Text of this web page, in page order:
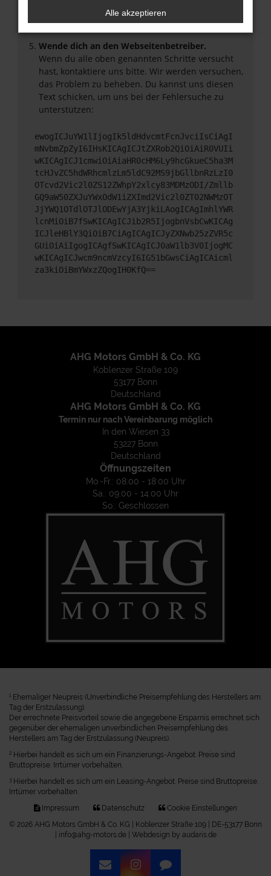
dass bestimmte Funktionen nicht mehr
Wende dich an den Webseitenbetreiber.
Wenn du alle oben genannten Schritte versucht
hast, kontaktiere uns bitte. Wir werden versuchen,
das Problem zu beheben. Du kannst uns diesen
Text schicken, um uns bei der Fehlersuche zu
unterstützen:
ewogICJuYW1lIjogIk5ldHdvcmtFcnJvciIsCiAgI
mNvbmZpZyI6IHsKICAgICJtZXRob2QiOiAiR0VUIi
wKICAgICJ1cmwiOiAiaHR0cHM6Ly9hcGkueC5ha3M
tcHJvZC5hdWRhcmlzLm5ldC92MS9jbGllbnRzLzI0
OTcvd2Vic2l0ZS12ZWhpY2xlcy83MDMzODI/Zmllb
GQ9aW50ZXJuYWxOdW1iZXImd2Vic2l0ZT02NWMzOT
JjYWQ1OTdlOTJlODEwYjA3YjkiLAogICAgImhlYWR
lcnMiOiB7fSwKICAgICJib2R5IjogbnVsbCwKICAg
ICJleHBlY3QiOiB7CiAgICAgICJyZXNwb25zZVR5c
GUiOiAiIgogICAgfSwKICAgICJ0aW1lb3V0IjogMC
wKICAgICJwcm9ncmVzcyI6IG51bGwsCiAgICAicml
za3kiOiBmYWxzZQogIH0KfQ==
AHG Motors GmbH & Co. KG
Koblenzer Straße 109
53177 Bonn
Deutschland
AHG Motors GmbH & Co. KG
Termin nur nach Vereinbarung möglich
In den Wiesen 33
53227 Bonn
Deutschland
Öffnungszeiten
Mo.-Fr.: 08:00 - 18:00 Uhr
Sa.: 09:00 - 14:00 Uhr
So.: Geschlossen
1
Ehemaliger Neupreis (Unverbindliche Preisempfehlung des Herstellers am
Tag der Erstzulassung).
Der errechnete Preisvorteil sowie die angegebene Ersparnis errechnet sich
gegenüber der ehemaligen unverbindlichen Preisempfehlung des
Herstellers am Tag der Erstzulassung (Neupreis).
2 Hierbei handelt es sich um ein Finanzierungs-Angebot. Preise sind
Bruttopreise. Irrtümer vorbehalten.
3 Hierbei handelt es sich um ein Leasing-Angebot. Preise sind Bruttopreise.
Irrtümer vorbehalten.
Impressum
Datenschutz
Cookie Einstellungen
© 2026 AHG Motors GmbH & Co. KG | Koblenzer Straße 109 | DE-53177 Bonn
| info@ahg-motors.de | Webdesign by audaris.de
Alle akzeptieren